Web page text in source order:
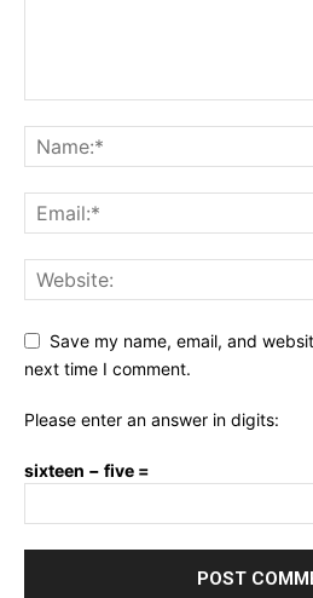
Save my name, email, and
next time I comment.
Please enter an answer in digits:
sixteen − five =